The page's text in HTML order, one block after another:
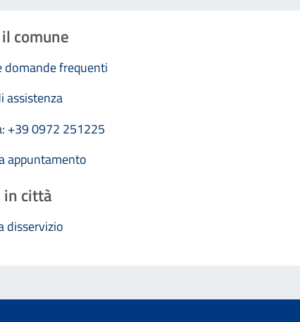
comune
domande frequenti
assistenza
+39 0972 251225
appuntamento
in città
disservizio